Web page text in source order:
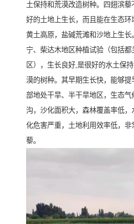
土保持和荒漠改造树种。四翅滨
好的土地上生长，而且能在生态环
黄土高原，盐碱荒滩和沙地上生长
宁、柴达木地区种植试验（包括
区），生长良好,是很好的水土保
漠的树种。其早期生长快，能够提
部地处干旱、半干旱地区，生态
沟，沙化面积大，森林覆盖率低
化危害严重，土地利用效率低，非
藜。